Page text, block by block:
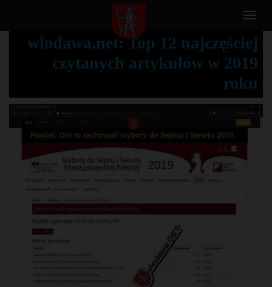
T
g
g
e
n
a
wlodawa.net: Top 12 najczęściej
czytanych artykułów w 2019
roku